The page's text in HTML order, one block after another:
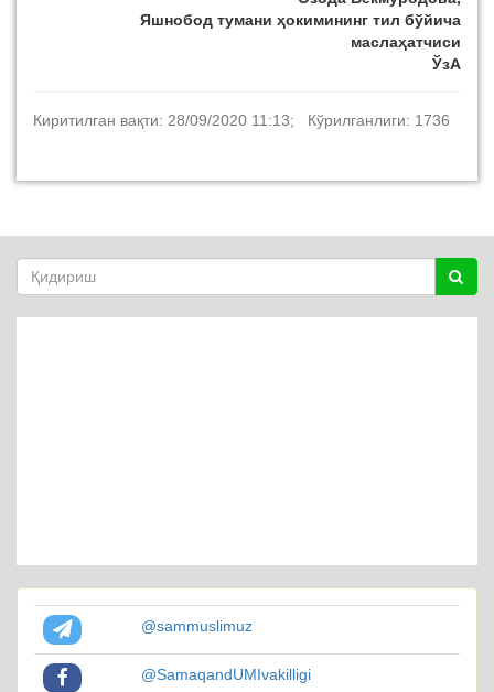
Яшнобод тумани ҳокимининг тил бўйича
маслаҳатчиси
ЎзА
Киритилган вақти: 28/09/2020 11:13; Кўрилганлиги: 1736
@sammuslimuz
@SamaqandUMIvakilligi